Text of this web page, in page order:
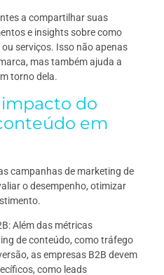
a compartilhar suas
e insights sobre como
serviços. Isso não apenas
mas também ajuda a
torno dela.
do
em
campanhas de marketing de
o desempenho, otimizar
Além das métricas
de conteúdo, como tráfego
as empresas B2B devem
como leads